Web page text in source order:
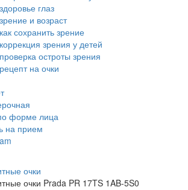
здоровье глаз
зрение и возраст
как сохранить зрение
коррекция зрения у детей
проверка остроты зрения
рецепт на очки
форме лица
на прием
очки
очки Prada PR 17TS 1AB-5S0